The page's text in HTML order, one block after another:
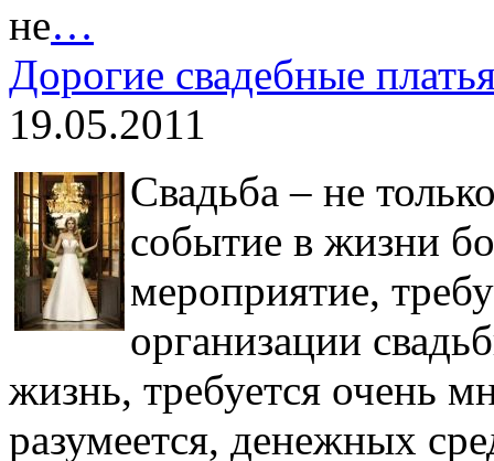
не…
Дорогие свадебные
19.05.2011
Свадьба – не
событие в жизни
мероприятие,
организации
жизнь, требуется очень
разумеется, денежных